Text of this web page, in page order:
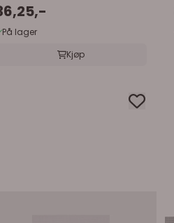
På lager
Kjøp